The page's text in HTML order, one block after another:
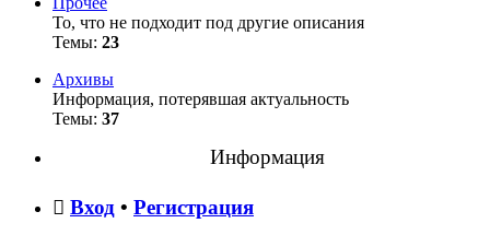
То, что не подходит под другие описания
Темы: 23
Архивы
Информация, потерявшая актуальность
Темы: 37
Информация
Вход • Регистрация